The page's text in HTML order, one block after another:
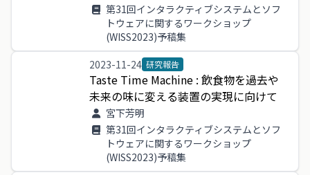
第31回インタラクティブシステムとソフ
トウェアに関するワークショップ
(WISS2023)予稿集
2023-11-24 研究報告
Taste Time Machine : 飲食物を過去や
未来の味に変える装置の実現に向けて
宮下芳明
第31回インタラクティブシステムとソフ
トウェアに関するワークショップ
(WISS2023)予稿集